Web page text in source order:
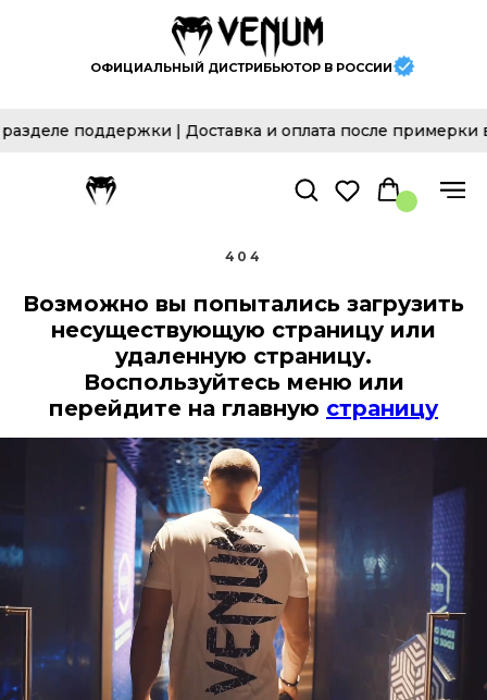
ОФИЦИАЛЬНЫЙ ДИСТРИБЬЮТОР В РОССИИ
поддержки | Доставка и оплата после
404
Возможно вы попытались загрузить
несуществующую страницу или
удаленную страницу.
Воспользуйтесь меню или
перейдите на главную страницу